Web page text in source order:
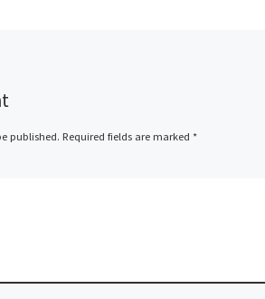
published. Required fields are marked *